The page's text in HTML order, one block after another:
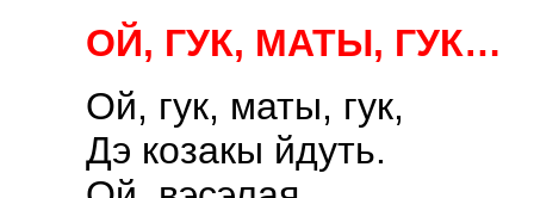
ОЙ, ГУК, МАТЫ, ГУК…
Ой, гук, маты, гук,
Дэ козакы йдуть.